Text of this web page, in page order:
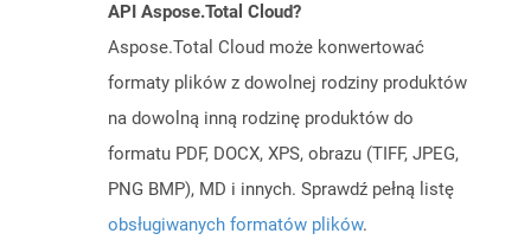
API Aspose.Total Cloud?
Aspose.Total Cloud może konwertować
formaty plików z dowolnej rodziny produktów
na dowolną inną rodzinę produktów do
formatu PDF, DOCX, XPS, obrazu (TIFF, JPEG,
PNG BMP), MD i innych. Sprawdź pełną listę
obsługiwanych formatów plików.